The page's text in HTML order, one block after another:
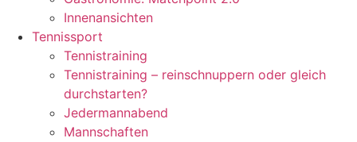
Innenansichten
Tennissport
Tennistraining
Tennistraining – reinschnuppern oder gleich
durchstarten?
Jedermannabend
Mannschaften